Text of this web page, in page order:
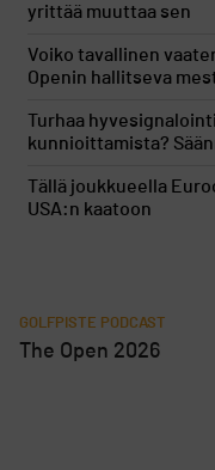
yrittää muuttaa sen
Voiko tavallinen
Openin hallitseva
Turhaa
kunnioittamista?
Tällä joukkueella
USA:n kaatoon
GOLFPISTE PODCAST
The Open 2026